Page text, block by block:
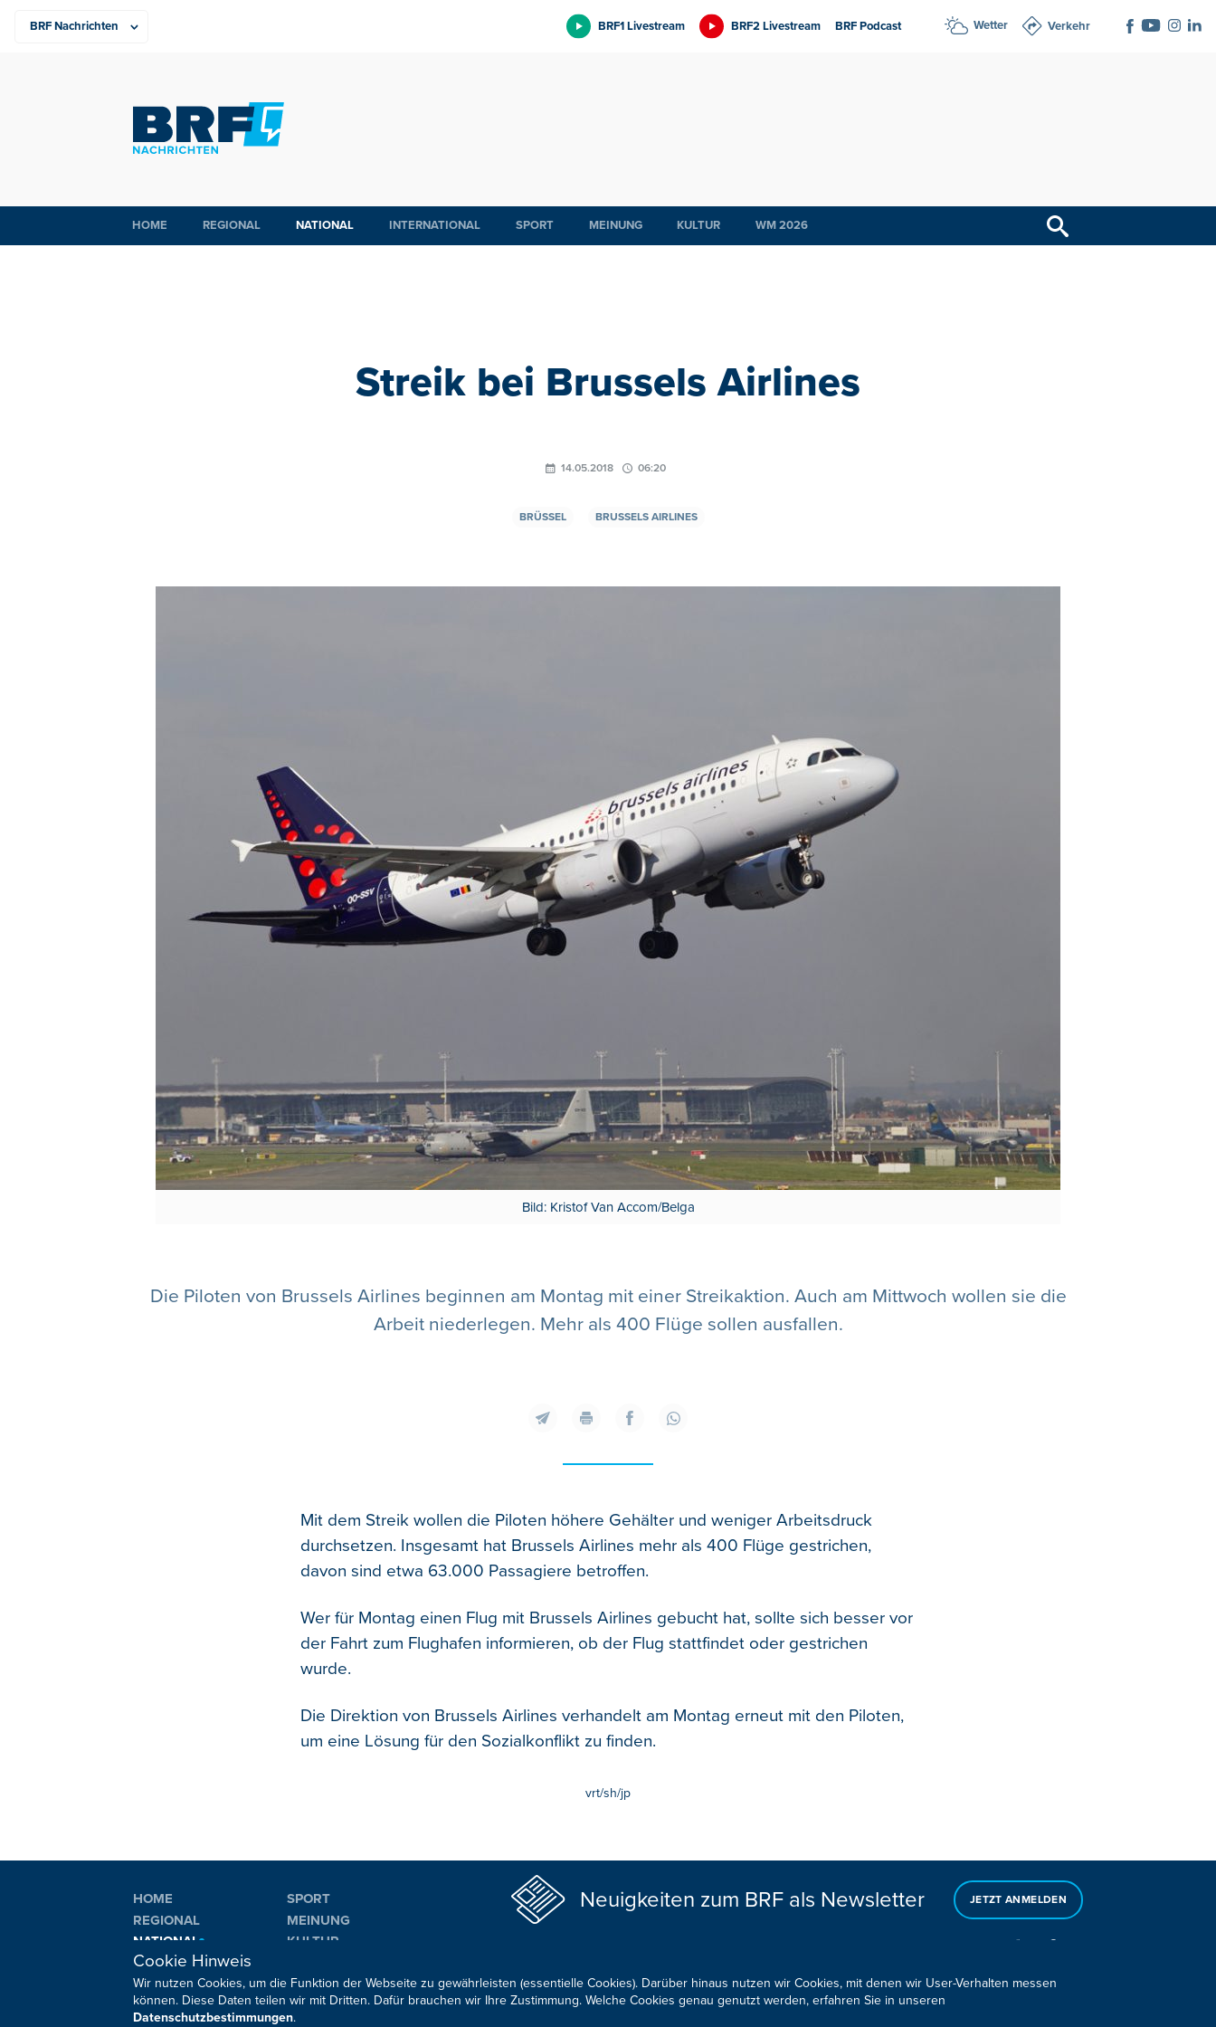
BRF1 Livestream BRF2 Livestream BRF Podcast Wetter Verkehr
HOME REGIONAL NATIONAL INTERNATIONAL SPORT MEINUNG KULTUR WM 2026
Streik bei Brussels Airlines
14.05.2018 06:20
BRÜSSEL BRUSSELS AIRLINES
Bild: Kristof Van Accom/Belga
Die Piloten von Brussels Airlines beginnen am Montag mit einer Streikaktion. Auch am Mittwoch wollen sie die
Arbeit niederlegen. Mehr als 400 Flüge sollen ausfallen.
Mit dem Streik wollen die Piloten höhere Gehälter und weniger Arbeitsdruck
durchsetzen. Insgesamt hat Brussels Airlines mehr als 400 Flüge gestrichen,
davon sind etwa 63.000 Passagiere betroffen.
Wer für Montag einen Flug mit Brussels Airlines gebucht hat, sollte sich besser vor
der Fahrt zum Flughafen informieren, ob der Flug stattfindet oder gestrichen
wurde.
Die Direktion von Brussels Airlines verhandelt am Montag erneut mit den Piloten,
um eine Lösung für den Sozialkonflikt zu finden.
vrt/sh/jp
HOME
REGIONAL
NATIONAL
INTERNATIONAL
SPORT
MEINUNG
KULTUR
Neuigkeiten zum BRF als Newsletter JETZT ANMELDEN
Cookie Hinweis
Wir nutzen Cookies, um die Funktion der Webseite zu gewährleisten (essentielle Cookies). Darüber hinaus nutzen wir Cookies, mit denen wir User-Verhalten messen
können. Diese Daten teilen wir mit Dritten. Dafür brauchen wir Ihre Zustimmung. Welche Cookies genau genutzt werden, erfahren Sie in unseren
Datenschutzbestimmungen.